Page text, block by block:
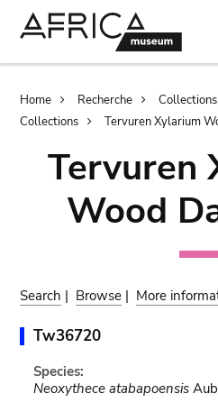
Breadcrumb
Home Recherche
Collections
Tervuren Xylarium
Tervuren
Wood
Search | Browse | More
Tw36720
Species:
Neoxythece atabapoensis